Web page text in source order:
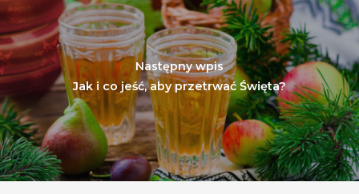
Następny wpis
Jak i co jeść, aby przetrwać Święta?